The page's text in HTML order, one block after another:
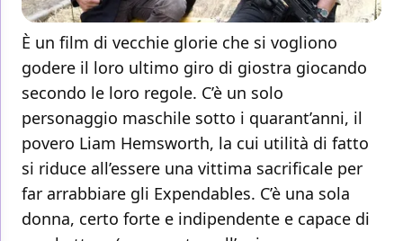
È un film di vecchie glorie che si vogliono
godere il loro ultimo giro di giostra giocando
secondo le loro regole. C’è un solo
personaggio maschile sotto i quarant’anni, il
povero Liam Hemsworth, la cui utilità di fatto
si riduce all’essere una vittima sacrificale per
far arrabbiare gli Expendables. C’è una sola
donna, certo forte e indipendente e capace di